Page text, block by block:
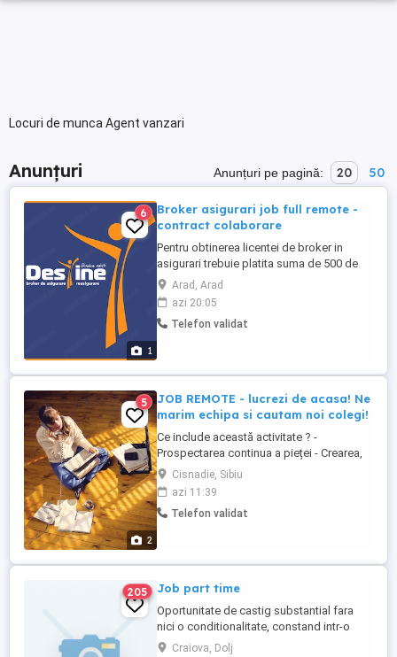
Locuri de munca Agent vanzari
Anunțuri Anunțuri pe pagină: 20 50
1
6
Broker asigurari job full remote -
contract colaborare
Pentru obtinerea licentei de broker in
asigurari trebuie platita suma de 500 de
lei, licentă valabilă 3 ani de zile. (denumit
ATESTAT ISF ASISTENT ÎN BROKERAJ)
Recomandarea mea înainte de a începe
acest drum este să te informezi în grupul
Arad, Arad
azi 20:05
Telefon validat
2
5
JOB REMOTE - lucrezi de acasa! Ne
marim echipa si cautam noi colegi!
Ce include această activitate ? -
Prospectarea continua a pieței - Crearea,
formarea si administrarea unui portofoliu
de clienți - Emiterea polițelor de asigurare
- Cunoasterea produselor intermediate -
Crearea și formarea unei echipe
Cisnadie, Sibiu
azi 11:39
Telefon validat
205 Job part time
Oportunitate de castig substantial fara
nici o conditionalitate, constand intr-o
colaborare bazata pe comision in
Craiova, Dolj